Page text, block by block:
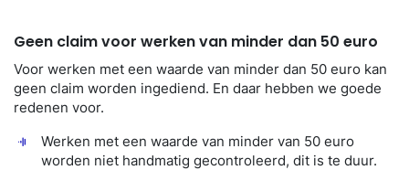
Geen claim voor werken van minder dan 50 euro
Voor werken met een waarde van minder dan 50 euro kan
geen claim worden ingediend. En daar hebben we goede
redenen voor.
Werken met een waarde van minder van 50 euro
worden niet handmatig gecontroleerd, dit is te duur.